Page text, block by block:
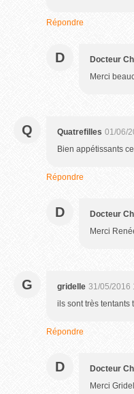
Répondre
D Docteur
Merci
Q Quatrefilles 01/06/
Bien appétissants
Répondre
D Docteur
Merci
G gridelle 31/05/2016
ils sont très tentants
Répondre
D Docteur
Merci